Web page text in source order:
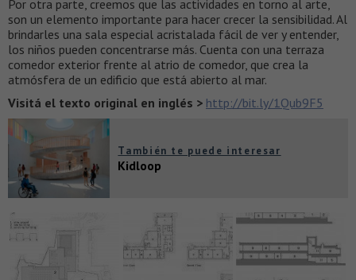
Por otra parte, creemos que las actividades en torno al arte,
son un elemento importante para hacer crecer la sensibilidad. Al
brindarles una sala especial acristalada fácil de ver y entender,
los niños pueden concentrarse más. Cuenta con una terraza
comedor exterior frente al atrio de comedor, que crea la
atmósfera de un edificio que está abierto al mar.
Visitá el texto original en inglés > http://bit.ly/1Qub9F5
También te puede interesar
Kidloop